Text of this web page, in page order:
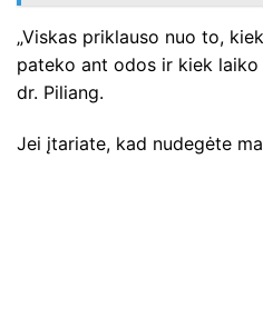
„Viskas priklauso nuo to,
pateko ant odos ir kiek laiko
dr. Piliang.
Jei įtariate, kad nudegėte